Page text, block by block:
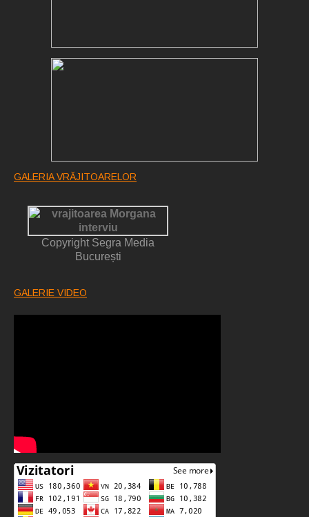
GALERIA VRĂJITOARELOR
Copyright Segra Media
București
GALERIE VIDEO